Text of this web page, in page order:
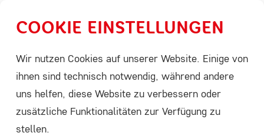
Leichte Sprache Suche
Fortschritt ist nur mit Studien zu haben
Studien wirken
Eine Initiative aus Medizin, Forschung, Wirtschaft
COOKIE EINSTELLUNGEN
Wir nutzen Cookies auf unserer Website. Einige von
ihnen sind technisch notwendig, während andere
uns helfen, diese Website zu verbessern oder
zusätzliche Funktionalitäten zur Verfügung zu
stellen.